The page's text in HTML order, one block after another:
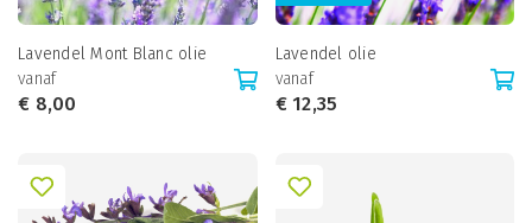
Lavendel Mont Blanc olie
vanaf
€ 8,00
Lavendel olie
vanaf
€12,35